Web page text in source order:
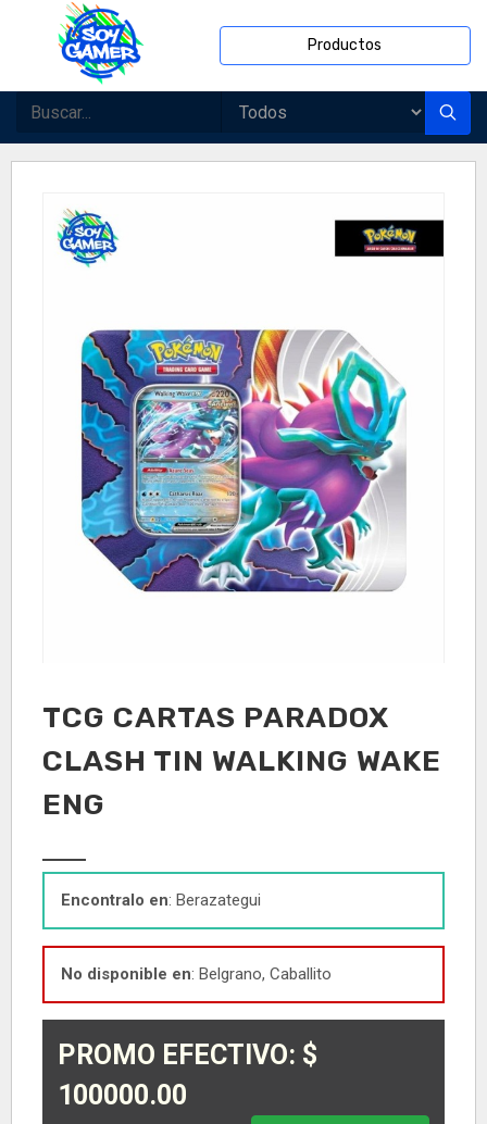
Productos
TCG CARTAS PARADOX
CLASH TIN WALKING WAKE
ENG
Encontralo en: Berazategui
No disponible en: Belgrano, Caballito
PROMO EFECTIVO: $
100000.00